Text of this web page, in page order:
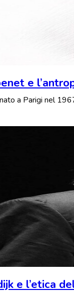
e
a Parigi nel
e l’etica